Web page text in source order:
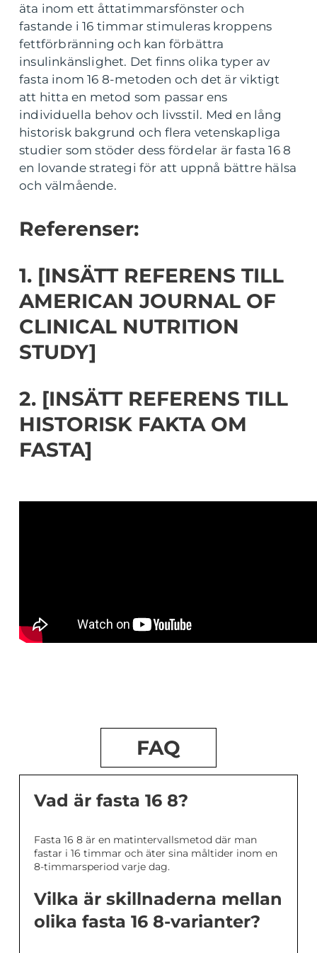
äta inom ett åttatimmarsfönster och
fastande i 16 timmar stimuleras kroppens
fettförbränning och kan förbättra
insulinkänslighet. Det finns olika typer av
fasta inom 16 8-metoden och det är viktigt
att hitta en metod som passar ens
individuella behov och livsstil. Med en lång
historisk bakgrund och flera vetenskapliga
studier som stöder dess fördelar är fasta 16 8
en lovande strategi för att uppnå bättre hälsa
och välmående.
Referenser:
1. [INSÄTT REFERENS TILL
AMERICAN JOURNAL OF
CLINICAL NUTRITION
STUDY]
2. [INSÄTT REFERENS TILL
HISTORISK FAKTA OM
FASTA]
FAQ
Vad är fasta 16 8?
Fasta 16 8 är en matintervallsmetod där man
fastar i 16 timmar och äter sina måltider inom en
8-timmarsperiod varje dag.
Vilka är skillnaderna mellan
olika fasta 16 8-varianter?